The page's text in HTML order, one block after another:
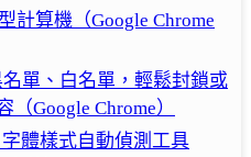
計算機（Google Chrome
單、白名單，輕鬆封鎖或
Google Chrome）
體樣式自動偵測工具